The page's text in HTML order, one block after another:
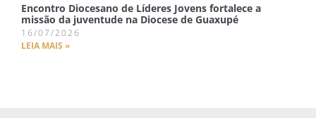
Encontro Diocesano de Líderes Jovens fortalece a
missão da juventude na Diocese de Guaxupé
16/07/2026
LEIA MAIS »